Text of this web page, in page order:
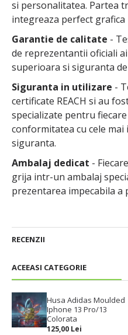
ACEEASI CATEGORIE
Husa Adidas Moulded
Iphone 13 Pro/13
Colorata
125,00 Lei
si personalitatea. Partea
integreaza perfect
Garantie de calitate -
de reprezentantii oficiali
superioara si siguranta
Siguranta in utilizare -
certificate REACH si au
specializate pentru
conformitatea cu cele mai
siguranta.
Ambalaj dedicat -
grija intr-un ambalaj
prezentarea impecabila a
RECENZII